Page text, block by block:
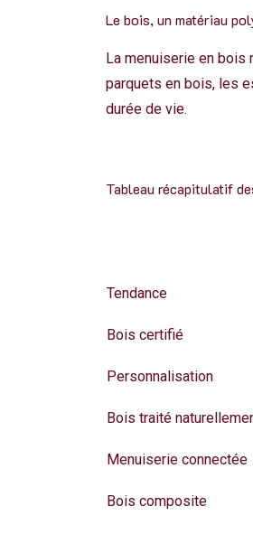
Le bois, un matériau
La menuiserie en
parquets en bois, les
durée de vie.
Tableau récapitulatif
Tendance
Bois certifié
Personnalisation
Bois traité
Menuiserie connectée
Bois composite